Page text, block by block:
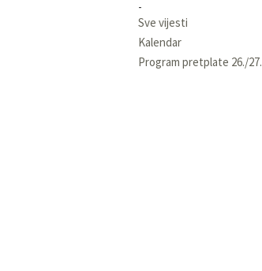
Sve vijesti
Kalendar
Program pretplate 26./27.